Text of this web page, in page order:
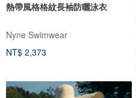
熱帶風格格紋長袖防曬泳衣
Nyne Swimwear
NT$ 2,373